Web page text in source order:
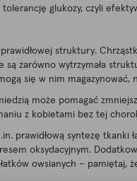
glukozy, czyli
struktury.
są zarówno wytrzymała
się w nim magazynować,
może pomagać
z kobietami bez tej
prawidłową syntezę
oksydacyjnym.
owsianych –